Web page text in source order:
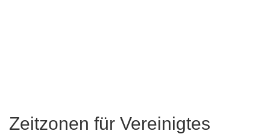
Zeitzonen für Vereinigtes